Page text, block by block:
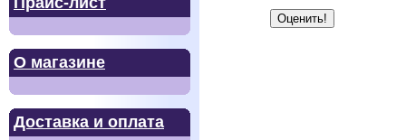
О магазине
Доставка и оплата